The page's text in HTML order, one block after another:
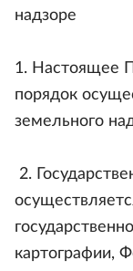
надзоре
1. Настоящее
порядок
земельного
2.
картографии,